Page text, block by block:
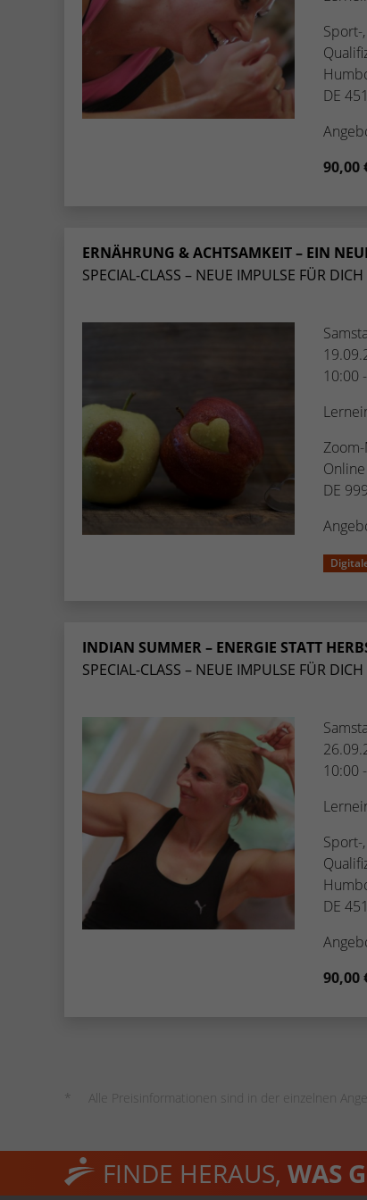
Sport-
DE
90,00
ERNÄHRUNG & ACHTSAMKEIT – EIN
SPECIAL-CLASS – NEUE IMPULSE FÜR
10:00
Zoom-
Online
DE
INDIAN SUMMER – ENERGIE STATT
SPECIAL-CLASS – NEUE IMPULSE FÜR
10:00
Sport-
DE
90,00
Alle Preisinformationen sind in der einzelnen
FINDE HERAUS, WAS